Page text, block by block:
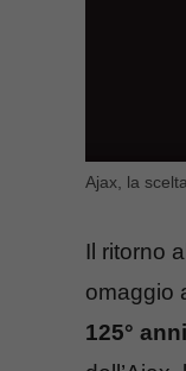
Ajax, la
Il ritorno
omaggio
125°